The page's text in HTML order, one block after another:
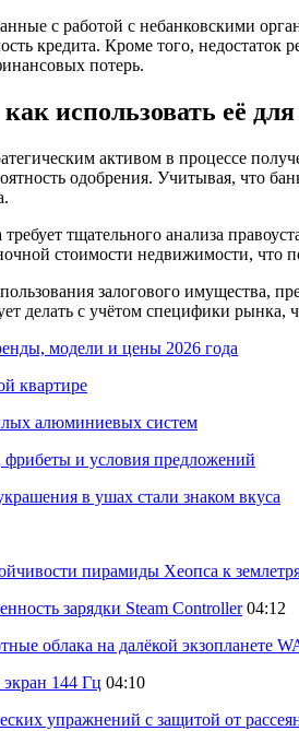
с работой с небанковскими
кредита. Кроме того, недостаток
потерь.
использовать её
активом в процессе
одобрения. Учитывая, что
тщательного анализа
стоимости недвижимости, что
залогового имущества,
делать с учётом специфики рынка,
модели и цены 2026 года
квартире
алюминиевых систем
фрибеты и условия предложений
в ушах стали знаком вкуса
пирамиды Хеопса к
зарядки Steam Controller 04:12
облака на далёкой экзопланете
144 Гц 04:10
упражнений с защитой от